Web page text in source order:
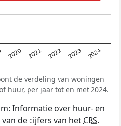
2020 2021 2022 2023 2024
de verdeling van woningen
huur, per jaar tot en met 2024.
Informatie over huur- en
de cijfers van het CBS.